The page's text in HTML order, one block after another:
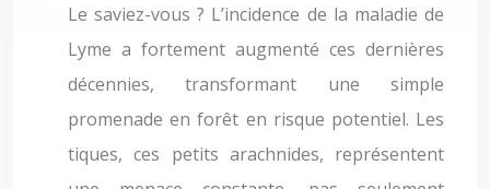
Le saviez-vous ? L’incidence de la maladie de
Lyme a fortement augmenté ces dernières
décennies, transformant une simple
promenade en forêt en risque potentiel. Les
tiques, ces petits arachnides, représentent